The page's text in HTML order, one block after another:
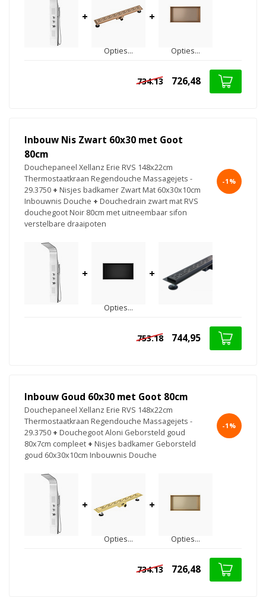
+
Opties...
+
Opties...
734.13 726,48
Inbouw Nis Zwart 60x30 met Goot
80cm
Douchepaneel Xellanz Erie RVS 148x22cm
Thermostaatkraan Regendouche Massagejets -
29.3750 + Nisjes badkamer Zwart Mat 60x30x10cm
Inbouwnis Douche + Douchedrain zwart mat RVS
douchegoot Noir 80cm met uitneembaar sifon
verstelbare draaipoten
-1%
+
Opties...
+
753.18 744,95
Inbouw Goud 60x30 met Goot 80cm
Douchepaneel Xellanz Erie RVS 148x22cm
Thermostaatkraan Regendouche Massagejets -
29.3750 + Douchegoot Aloni Geborsteld goud
80x7cm compleet + Nisjes badkamer Geborsteld
goud 60x30x10cm Inbouwnis Douche
-1%
+
Opties...
+
Opties...
734.13 726,48